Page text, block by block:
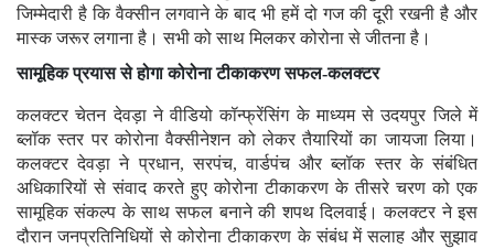
जिम्मेदारी है कि वैक्सीन लगवाने के बाद भी हमें दो गज की दूरी रखनी है और
मास्क जरूर लगाना है। सभी को साथ मिलकर कोरोना से जीतना है।
सामूहिक प्रयास से होगा कोरोना टीकाकरण सफल-कलक्टर
कलक्टर चेतन देवड़ा ने वीडियो कॉन्फ्रेंसिंग के माध्यम से उदयपुर जिले में
ब्लॉक स्तर पर कोरोना वैक्सीनेशन को लेकर तैयारियों का जायजा लिया।
कलक्टर देवड़ा ने प्रधान, सरपंच, वार्डपंच और ब्लॉक स्तर के संबंधित
अधिकारियों से संवाद करते हुए कोरोना टीकाकरण के तीसरे चरण को एक
सामूहिक संकल्प के साथ सफल बनाने की शपथ दिलवाई। कलक्टर ने इस
दौरान जनप्रतिनिधियों से कोरोना टीकाकरण के संबंध में सलाह और सुझाव